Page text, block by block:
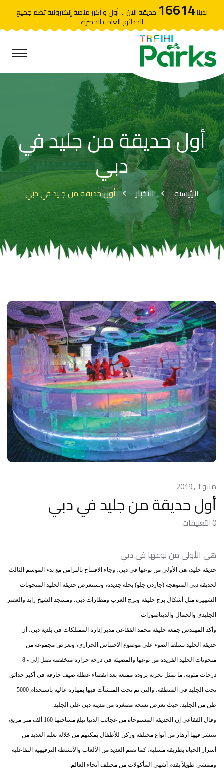
لدينا16614 حديقة الآن ... أول و أكبر منصة إلكترونية تضم جميع
الحدائق العامة الخضراء
أول حديقة من جليد في
دبي
الرئيسية الأخبار أول حديقة من جليد في دبي
مايو 1 , 2019
أول حديقة من جليد في دبي
0 التعليقات
هي الأولى من نوعها في دبي
حديقة جليد، هي الأولى من نوعها في دبي، وجاء الافتتاح بالتزامن مع بدء الموسم الثالث
لحديقة دبي المتوهجة (جاردن جلو) بحلة جديدة، وتستعرض حديقة الجليد المنحوتات
الشهيرة مثل أشكال برج خليفة وبرج العرب ومطارات دبي، ومسجد الشيخ زايد والعصر
الجليدي والجمال والديناصورات.
وأكد المهندس جمعة خليفة محمد الفقاعي مدير إدارة الممتلكات في بلدية دبي، أن
حديقة الجليد تسلط الضوء على موضوع الاحتباس الحراري، وتعرض مجموعة من
منحوتات الجليد الفريدة من نوعها والمضيئة في درجة حرارة منخفضة تصل إلى - 8
درجات مئوية، ما تمثل تجربة برودة ممتعة بعد انقضاء عطلة صيف حارقة في أكبر حدائق
نحت الجليد في المنطقة، والتي تم نحت المنشآت فيها بمهارة عالية باستخدام 5000
طن من الجليد، حيث تعرض نسخة مصغرة من مدينة دبي على الجليد.
وقال الفقاعي إن الحديقة المستوحاة من عجائب الدنيا تبلغ مساحتها 160 ألف متر مربع،
تنتشر فيها أزهار من أنواع مختلفة وركن للأطفال يمكنهم من خلاله تعلم العديد من
أسرار الحياة بطريقة مسلية، كما تضم العديد من الألعاب والأنشطة الترفيهية التفاعلية
وممشى طويلاً يقدم أشهى المأكولات من مختلف أنحاء العالم.